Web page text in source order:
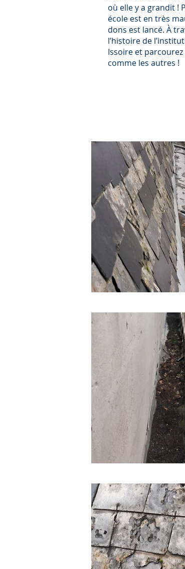
où elle y a grandit !
école est en très
dons est lancé. À
l’histoire de
Issoire et
comme les autres !